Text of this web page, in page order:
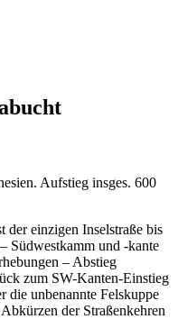
Aufstieg insges. 600
der einzigen Inselstraße bis
Südwestkamm und -kante
– Abstieg
zum SW-Kanten-Einstieg
die unbenannte Felskuppe
der Straßenkehren